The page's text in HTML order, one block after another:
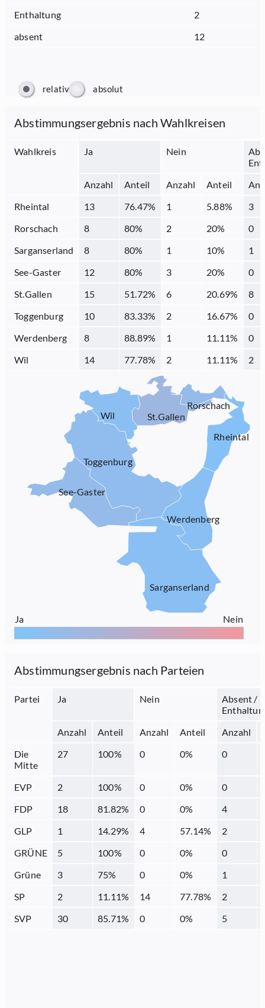
Enthaltung
2
absent
12
relativ absolut
Abstimmungsergebnis nach Wahlkreisen
Wahlkreis Ja Nein
Anzahl
Anteil Anzahl Anteil
Rheintal
13 76.47% 1 5.88%
3
Rorschach
8 80% 2 20%
0
Sarganserland
8 80% 1 10%
1
See-Gaster
12 80% 3 20%
0
St.Gallen
15 51.72% 6 20.69%
8
Toggenburg
10 83.33% 2 16.67%
0
Werdenberg
8 88.89% 1 11.11%
0
Wil
14 77.78% 2 11.11% 2
Wil
Toggenburg
See-Gaster
Sarganserland
Werdenberg
Rheintal
Rorschach
St.Gallen
Ja Nein
Abstimmungsergebnis nach Parteien
Partei Ja Nein
Absent /
Anzahl
Anteil Anzahl Anteil Anzahl
Die
Mitte
27 100% 0 0% 0
EVP 2 100% 0 0% 0
FDP
18 81.82% 0 0% 4
GLP
1 14.29% 4 57.14% 2
GRÜNE
5 100% 0 0% 0
Grüne
3 75% 0 0% 1
SP
2 11.11% 14 77.78% 2
SVP
30 85.71% 0 0% 5